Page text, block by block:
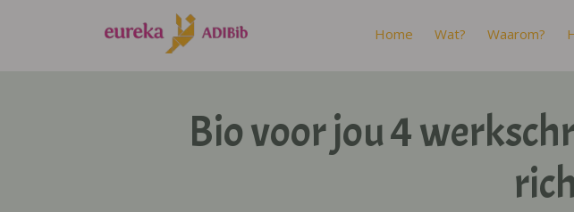
Home Wat? Waarom?
Bio voor jou 4